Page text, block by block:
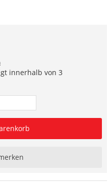
innerhalb von 3